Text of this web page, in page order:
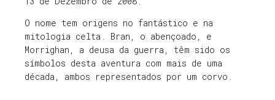
O nome tem origens no fantástico e na
mitologia celta. Bran, o abençoado, e
Morrighan, a deusa da guerra, têm sido os
símbolos desta aventura com mais de uma
década, ambos representados por um corvo.